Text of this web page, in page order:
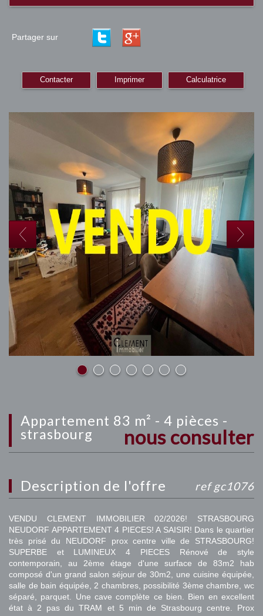
Partager sur
Contacter Imprimer Calculatrice
appartement 83 m² - 4 pièces -
strasbourg
nous consulter
description de l'offre ref gc1076
VENDU CLEMENT IMMOBILIER 02/2026! STRASBOURG
NEUDORF APPARTEMENT 4 PIECES! A SAISIR! Dans le quartier
très prisé du NEUDORF prox centre ville de STRASBOURG!
SUPERBE et LUMINEUX 4 PIECES Rénové de style
contemporain, au 2ème étage d'une surface de 83m2 hab
composé d'un grand salon séjour de 30m2, une cuisine équipée,
salle de bain équipée, 2 chambres, possibilité 3ème chambre, wc
séparé, parquet. Une cave complète ce bien. Bien en excellent
état à 2 pas du TRAM et 5 min de Strasbourg centre. Prox